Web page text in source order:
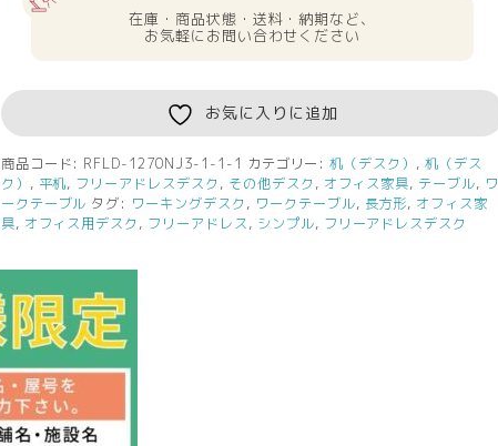
在庫・商品状態・送料・納期など、
お気軽にお問い合わせください
お気に入りに追加
商品コード: RFLD-1270NJ3-1-1-1 カテゴリー:机（デスク） ,机（デス
ク） , 平机, フリーアドレスデスク , その他デスク , オフィス家具, テーブル, ワ
ークテーブル タグ: ワーキングデスク , ワークテーブル, 長方形, オフィス家
具, オフィス用デスク , フリーアドレス, シンプル, フリーアドレスデスク